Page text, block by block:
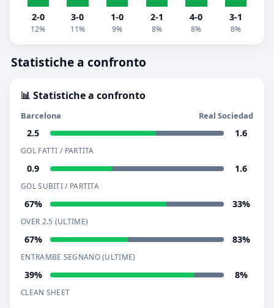
2-0
12%
3-0
11%
1-0
9%
2-1
8%
4-0
8%
3-1
8%
Statistiche a confronto
📊 Statistiche a confronto
Barcelona Real Sociedad
2.5 1.6
GOL FATTI / PARTITA
0.9 1.6
GOL SUBITI / PARTITA
67% 33%
OVER 2.5 (ULTIME)
67% 83%
ENTRAMBE SEGNANO (ULTIME)
39% 8%
CLEAN SHEET